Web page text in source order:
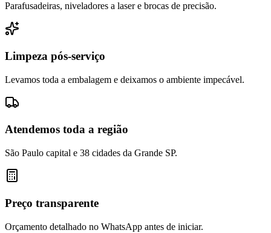
Parafusadeiras, niveladores a laser e brocas de precisão.
Limpeza pós-serviço
Levamos toda a embalagem e deixamos o ambiente impecável.
Atendemos toda a região
São Paulo capital e 38 cidades da Grande SP.
Preço transparente
Orçamento detalhado no WhatsApp antes de iniciar.